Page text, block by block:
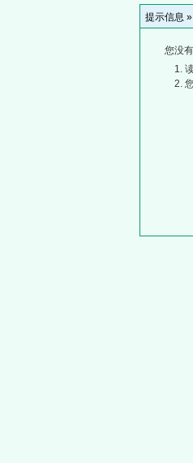
提示信息 »
您没